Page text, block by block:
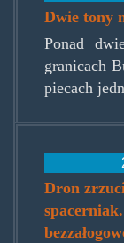
Dwie tony
Ponad
granicach
piecach
Dron